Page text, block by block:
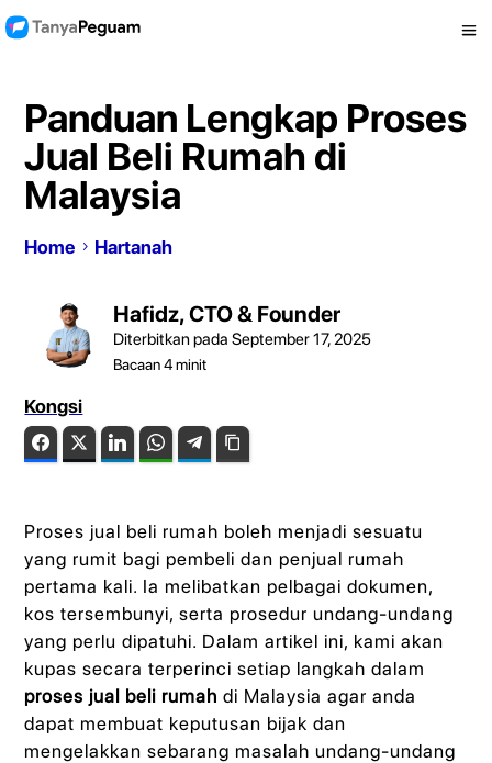
Panduan Lengkap Proses
Jual Beli Rumah di
Malaysia
Home Hartanah
Hafidz, CTO & Founder
Diterbitkan pada September 17, 2025
Bacaan4minit
Kongsi
FacebookTwitter LinkedIn WhatsAppTelegram
Proses jual beli rumah boleh menjadi sesuatu
yang rumit bagi pembeli dan penjual rumah
pertama kali. Ia melibatkan pelbagai dokumen,
kos tersembunyi, serta prosedur undang-undang
yang perlu dipatuhi. Dalam artikel ini, kami akan
kupas secara terperinci setiap langkah dalam
proses jual beli rumah di Malaysia agar anda
dapat membuat keputusan bijak dan
mengelakkan sebarang masalah undang-undang